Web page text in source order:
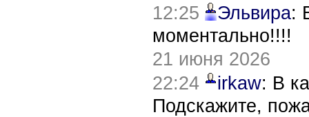
12:25
Эльвира:
моментально!!!!
21 июня 2026
22:24
irkaw: В
Подскажите,